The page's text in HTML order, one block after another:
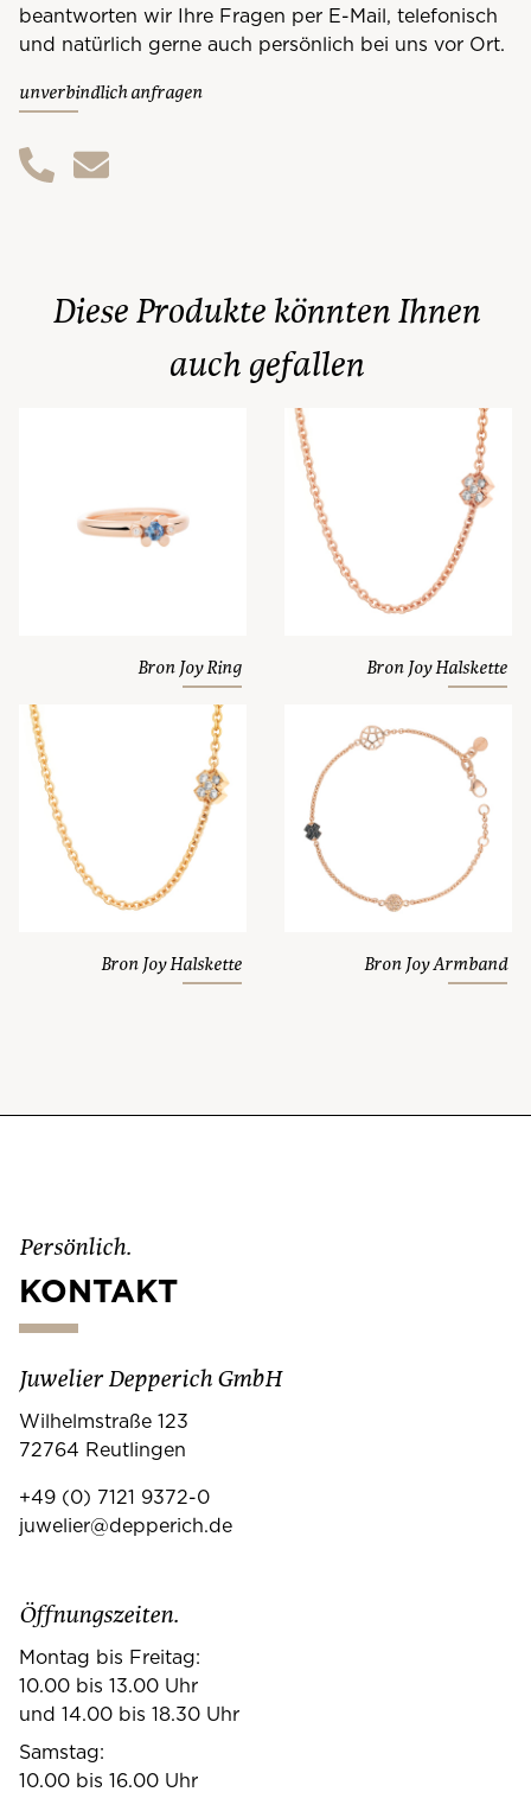
beantworten wir Ihre Fragen per E-Mail, telefonisch
und natürlich gerne auch persönlich bei uns vor Ort.
unverbindlich anfragen
Diese Produkte könnten Ihnen
auch gefallen
Bron Joy Ring Bron Joy Halskette
Bron Joy Halskette Bron Joy Armband
Persönlich.
KONTAKT
Juwelier Depperich GmbH
Wilhelmstraße 123
72764 Reutlingen
+49 (0) 7121 9372-0
juwelier@depperich.de
Öffnungszeiten.
Montag bis Freitag:
10.00 bis 13.00 Uhr
und 14.00 bis 18.30 Uhr
Samstag:
10.00 bis 16.00 Uhr